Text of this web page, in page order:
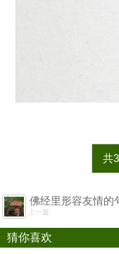
共
佛经里形容友情的
上一篇
猜你喜欢